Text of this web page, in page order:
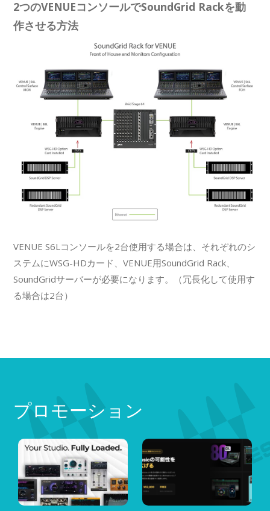
2つのVENUEコンソールでSoundGrid Rackを動
作させる方法
VENUE S6Lコンソールを2台使用する場合は、それぞれのシ
ステムにWSG-HDカード、VENUE用SoundGrid Rack、
SoundGridサーバーが必要になります。（冗長化して使用す
る場合は2台）
プロモーション